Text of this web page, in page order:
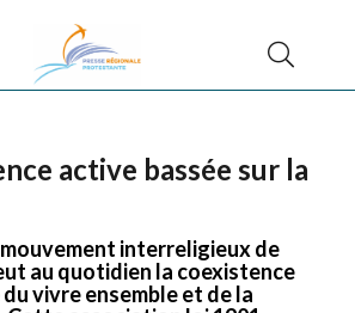
active bassée sur la
interreligieux de
au quotidien la coexistence
vivre ensemble et de la